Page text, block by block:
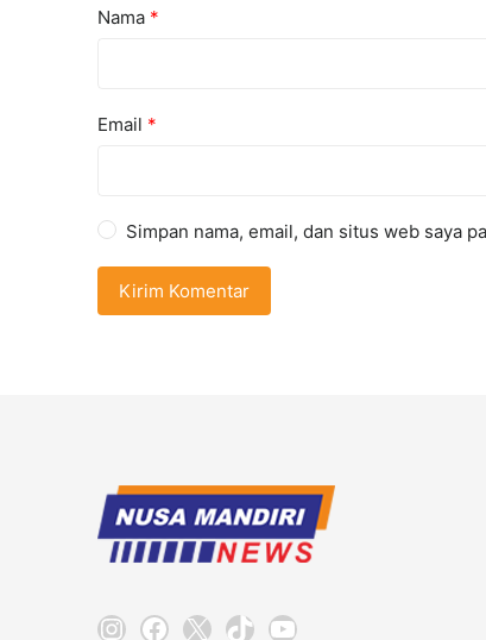
Nama *
Email *
Simpan nama, email, dan situs web saya
Instagram
Facebook
X TikTokYouTube